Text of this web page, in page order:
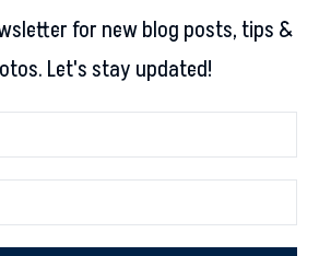
for new blog posts, tips &
Let's stay updated!